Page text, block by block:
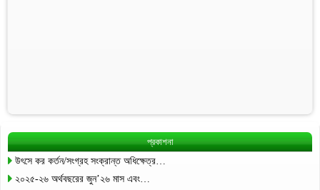
প্রকাশনা
উৎসে কর কর্তন/সংগ্রহ সংক্রান্ত অধিক্ষেত্র…
২০২৫-২৬ অর্থবছরের জুন’২৬ মাস এবং…